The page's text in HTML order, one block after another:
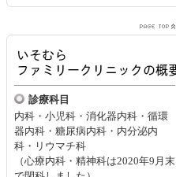
診療科目
内科・小児科・消化器内科・循環
器内科・糖尿病内科・内分泌内
科・リウマチ科
（心療内科・精神科は2020年9月末